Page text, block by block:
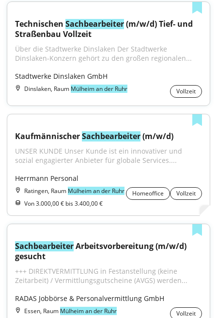
Technischen Sachbearbeiter (m/w/d) Tief- und
Straßenbau Vollzeit
Über die Stadtwerke Dinslaken Der Stadtwerke
Dinslaken-Konzern gehört zu den großen regionalen...
Stadtwerke Dinslaken GmbH
Dinslaken, Raum Mülheim an der Ruhr Vollzeit
Kaufmännischer Sachbearbeiter (m/w/d)
UNSER KUNDE Unser Kunde ist ein innovativer und
sozial engagierter Anbieter für globale Services....
Herrmann Personal
Ratingen, Raum Mülheim an der Ruhr Homeoffice
Vollzeit
Von 3.000,00 € bis 3.400,00 €
Sachbearbeiter Arbeitsvorbereitung (m/w/d)
gesucht
+++ DIREKTVERMITTLUNG in Festanstellung (keine
Zeitarbeit) / Vermittlungsgutscheine (AVGS) werden...
RADAS Jobbörse & Personalvermittlung GmbH
Essen, Raum Mülheim an der Ruhr Vollzeit